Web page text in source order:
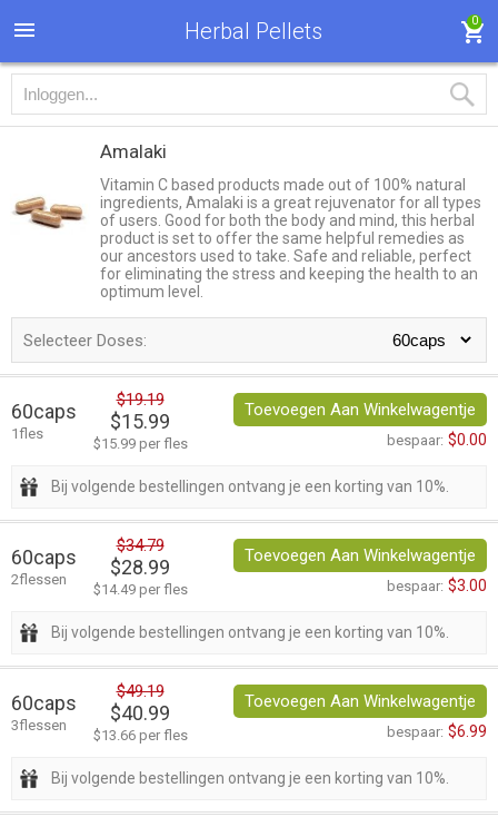
Herbal Pellets 0
Amalaki
Vitamin C based products made out of 100% natural
ingredients, Amalaki is a great rejuvenator for all types
of users. Good for both the body and mind, this herbal
product is set to offer the same helpful remedies as
our ancestors used to take. Safe and reliable, perfect
for eliminating the stress and keeping the health to an
optimum level.
Selecteer Doses:
60caps
1fles
$19.19
$15.99
$15.99 per fles
Toevoegen Aan Winkelwagentje
bespaar: $0.00
Bij volgende bestellingen ontvang je een korting van 10%.
60caps
2flessen
$34.79
$28.99
$14.49 per fles
Toevoegen Aan Winkelwagentje
bespaar: $3.00
Bij volgende bestellingen ontvang je een korting van 10%.
60caps
3flessen
$49.19
$40.99
$13.66 per fles
Toevoegen Aan Winkelwagentje
bespaar: $6.99
Bij volgende bestellingen ontvang je een korting van 10%.